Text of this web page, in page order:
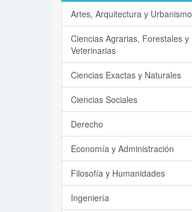
Artes, Arquitectura y Urbanismo
Ciencias Agrarias, Forestales y
Veterinarias
Ciencias Exactas y Naturales
Ciencias Sociales
Derecho
Economía y Administración
Filosofía y Humanidades
Ingeniería